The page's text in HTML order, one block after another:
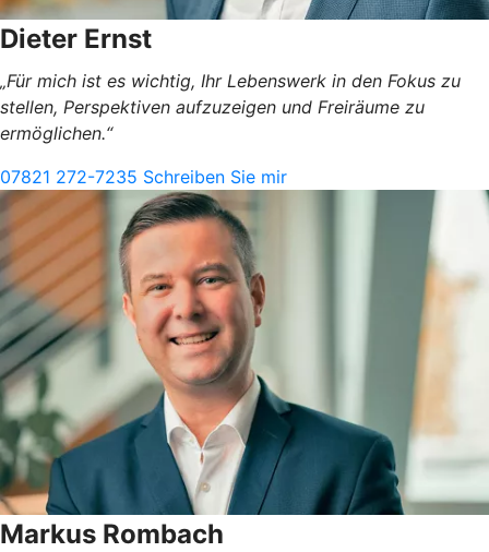
Dieter Ernst
„Für mich ist es wichtig, Ihr Lebenswerk in den Fokus zu
stellen, Perspektiven aufzuzeigen und Freiräume zu
ermöglichen.“
07821 272-7235 Schreiben Sie mir
Markus Rombach